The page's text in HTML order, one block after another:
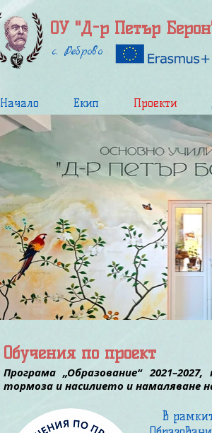
ОУ "Д-р Петър
с. Реброво
Начало Екип Проекти
Обучения по проект
Програма „Образование“
тормоза и насилието и намаляване
В